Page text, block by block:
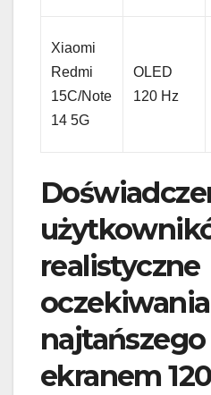
Xiaomi
Redmi
15C/Note
14 5G
OLED
120 Hz
realistyczne
ekranem